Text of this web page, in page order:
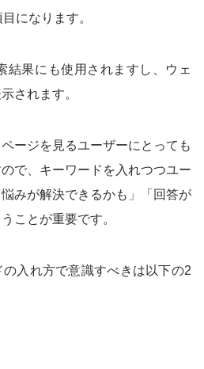
になります。
結果にも使用されますし、ウェ
されます。
ージを見るユーザーにとっても
で、キーワードを入れつつユー
みが解決できるかも」「回答が
ことが重要です。
入れ方で意識すべきは以下の2